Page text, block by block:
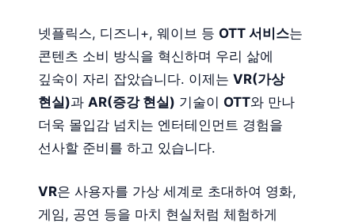
넷플릭스, 디즈니+, 웨이브 등 OTT 서비스는
콘텐츠 소비 방식을 혁신하며 우리 삶에
깊숙이 자리 잡았습니다. 이제는 VR(가상
현실)과 AR(증강 현실) 기술이 OTT와 만나
더욱 몰입감 넘치는 엔터테인먼트 경험을
선사할 준비를 하고 있습니다.
VR은 사용자를 가상 세계로 초대하여 영화,
게임, 공연 등을 마치 현실처럼 체험하게